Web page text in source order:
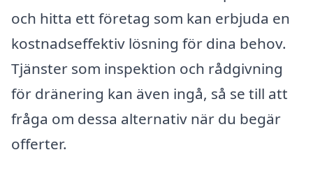
och hitta ett företag som kan erbjuda en
kostnadseffektiv lösning för dina behov.
Tjänster som inspektion och rådgivning
för dränering kan även ingå, så se till att
fråga om dessa alternativ när du begär
offerter.